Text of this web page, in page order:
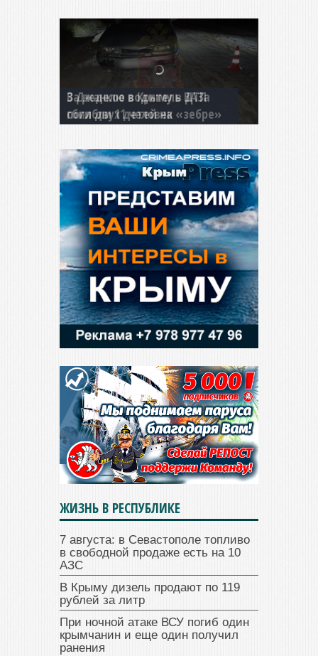
В Джанкое водитель ВАЗа
сбил двух детей на «зебре»
ЖИЗНЬ В РЕСПУБЛИКЕ
7 августа: в Севастополе топливо
в свободной продаже есть на 10
АЗС
В Крыму дизель продают по 119
рублей за литр
При ночной атаке ВСУ погиб один
крымчанин и еще один получил
ранения